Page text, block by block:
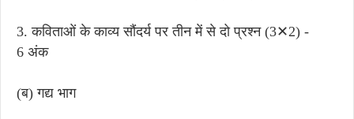
3. कविताओं के काव्य सौंदर्य पर तीन में से दो प्रश्न (3✕2) -
6 अंक
(ब) गद्य भाग